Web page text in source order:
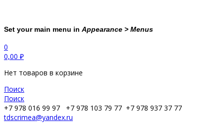
Set your main menu in Appearance > Menus
0
0,00 ₽
Нет товаров в корзине
Поиск
Поиск
+7 978 016 99 97
+7 978 103 79 77 +7 978 937 37 77
tdscrimea@yandex.ru